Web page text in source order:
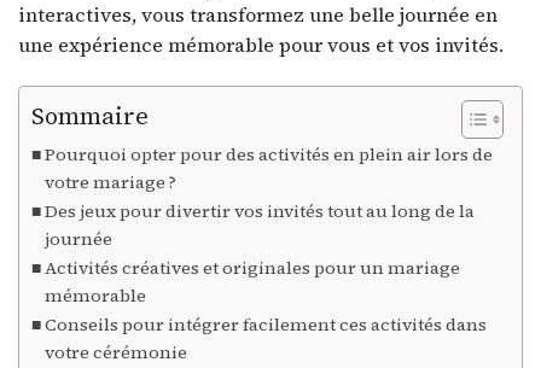
interactives, vous transformez une belle journée en
une expérience mémorable pour vous et vos invités.
Sommaire
Pourquoi opter pour des activités en plein air lors de
votre mariage ?
Des jeux pour divertir vos invités tout au long de la
journée
Activités créatives et originales pour un mariage
mémorable
Conseils pour intégrer facilement ces activités dans
votre cérémonie